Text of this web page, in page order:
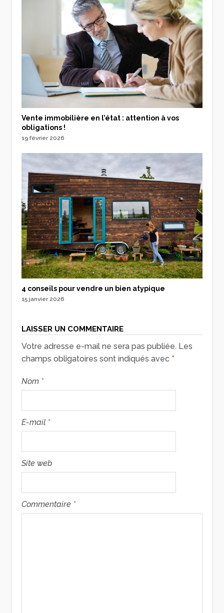
Vente immobilière en l’état : attention à vos
obligations !
19 février 2026
4 conseils pour vendre un bien atypique
15 janvier 2026
LAISSER UN COMMENTAIRE
Votre adresse e-mail ne sera pas publiée. Les
champs obligatoires sont indiqués avec *
Nom *
E-mail *
Site web
Commentaire *